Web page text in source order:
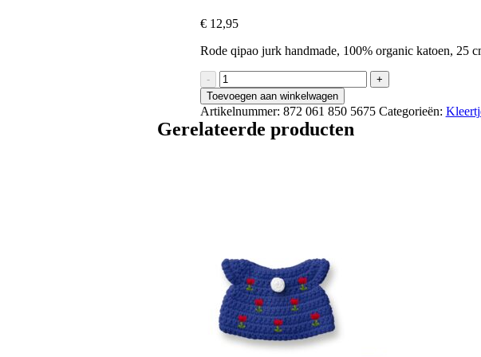
€12,95
Rode qipao jurk handmade, 100% organic katoen, 25
-
rode
qipao
jurk
handmade
aantal
+
Toevoegen aan winkelwagen
Artikelnummer: 872 061 850 5675 Categorieën:
Gerelateerde producten